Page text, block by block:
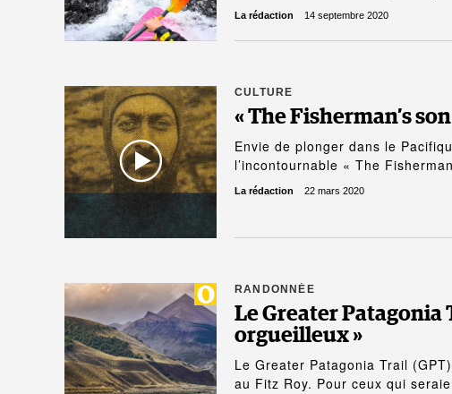
La rédaction 14 septembre 2020
CULTURE
« The Fisherman’s
Envie de plonger dans le
l’incontournable « The
La rédaction 22 mars 2020
RANDONNÉE
Le Greater Patagonia
orgueilleux »
Le Greater Patagonia Trail
au Fitz Roy. Pour ceux qui